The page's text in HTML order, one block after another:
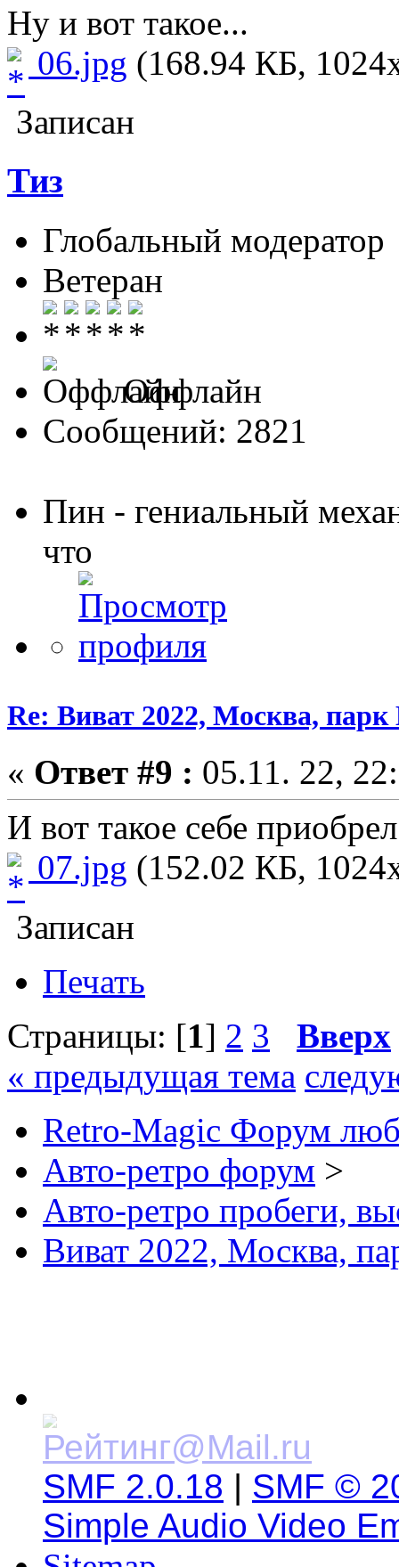
Ну и вот такое...
06.jpg (168.94 КБ,
Записан
Тиз
Глобальный модератор
Ветеран
Оффлайн
Сообщений: 2821
Пин - гениальный
что
Re: Виват 2022, Москва, парк
« Ответ #9 : 05.11. 22,
И вот такое себе
07.jpg (152.02 КБ,
Записан
Печать
Страницы: [1] 2 3
Вверх
« предыдущая тема
Retro-Magic Форум
Авто-ретро форум >
Авто-ретро пробеги,
Виват 2022, Москва,
SMF 2.0.18 | SMF ©
Simple Audio Video